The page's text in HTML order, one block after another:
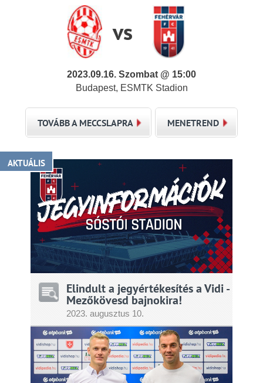
vs
2023.09.16. Szombat @ 15:00
Budapest, ESMTK Stadion
TOVÁBB A MECCSLAPRA MENETREND
AKTUÁLIS
Elindult a jegyértékesítés a Vidi -
Mezőkövesd bajnokira!
2023.augusztus 10.